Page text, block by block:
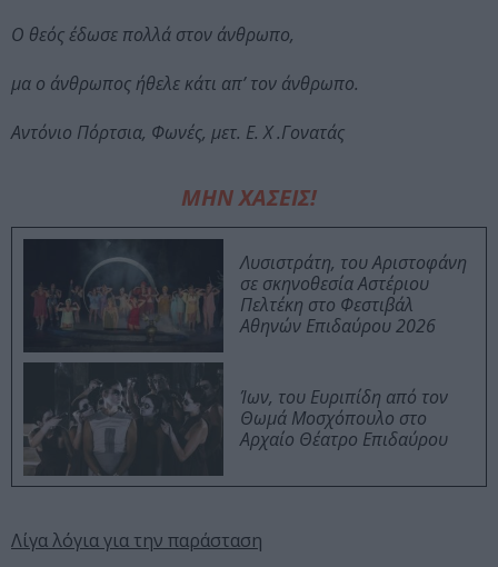
Ο θεός έδωσε πολλά στον άνθρωπο,
μα ο άνθρωπος ήθελε κάτι απ’ τον άνθρωπο.
Αντόνιο Πόρτσια, Φωνές, μετ. Ε. Χ .Γονατάς
ΜΗΝ ΧΑΣΕΙΣ!
Λυσιστράτη, του Αριστοφάνη
σε σκηνοθεσία Αστέριου
Πελτέκη στο Φεστιβάλ
Αθηνών Επιδαύρου 2026
Ίων, του Ευριπίδη από τον
Θωμά Μοσχόπουλο στο
Αρχαίο Θέατρο Επιδαύρου
Λίγα λόγια για την παράσταση